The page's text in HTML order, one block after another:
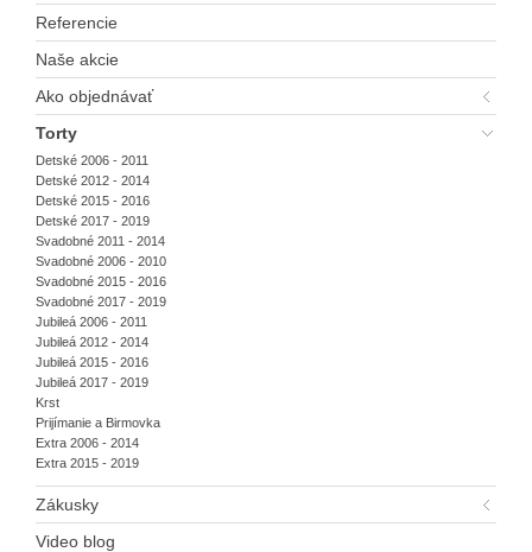
Referencie
Naše akcie
Ako objednávať
Torty
Detské 2006 - 2011
Detské 2012 - 2014
Detské 2015 - 2016
Detské 2017 - 2019
Svadobné 2011 - 2014
Svadobné 2006 - 2010
Svadobné 2015 - 2016
Svadobné 2017 - 2019
Jubileá 2006 - 2011
Jubileá 2012 - 2014
Jubileá 2015 - 2016
Jubileá 2017 - 2019
Krst
Prijímanie a Birmovka
Extra 2006 - 2014
Extra 2015 - 2019
Zákusky
Video blog